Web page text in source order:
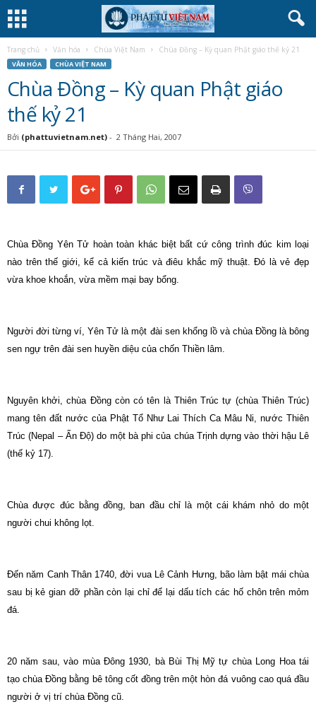
Trang chủ Văn hóa Chùa Việt Nam Chùa Đồng – Kỳ quan Phật giáo thế kỷ 21
VĂN HÓA CHÙA VIỆT NAM
Chùa Đồng – Kỳ quan Phật giáo
thế kỷ 21
Bởi (phattuvietnam.net) - 2 Tháng Hai, 2007
Chùa Đồng Yên Tử hoàn toàn khác biệt bất cứ công trình đúc kim loại
nào trên thế giới, kể cả kiến trúc và điêu khắc mỹ thuật. Đó là vẻ đẹp
vừa khoe khoắn, vừa mềm mại bay bổng.
Người đời từng ví, Yên Tử là một đài sen khổng lồ và chùa Đồng là bông
sen ngự trên đài sen huyền diệu của chốn Thiền lâm.
Nguyên khởi, chùa Đồng còn có tên là Thiên Trúc tự (chùa Thiên Trúc)
mang tên đất nước của Phật Tổ Như Lai Thích Ca Mâu Ni, nước Thiên
Trúc (Nepal – Ấn Độ) do một bà phi của chúa Trịnh dựng vào thời hậu Lê
(thế kỷ 17).
Chùa được đúc bằng đồng, ban đầu chỉ là một cái khám nhỏ do một
người chui không lọt.
Đến năm Canh Thân 1740, đời vua Lê Cảnh Hưng, bão làm bật mái chùa
sau bị kẻ gian dỡ phần còn lại chỉ để lại dấu tích các hố chôn trên mỏm
đá.
20 năm sau, vào mùa Đông 1930, bà Bùi Thị Mỹ tự chùa Long Hoa tái
tạo chùa Đồng bằng bê tông cốt đồng trên một hòn đá vuông cao quá đầu
người ở vị trí chùa Đồng cũ.